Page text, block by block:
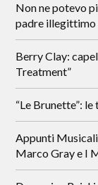
Non ne potevo
padre illegittimo
Berry Clay:
Treatment”
“Le Brunette”:
Appunti
Marco Gray e I